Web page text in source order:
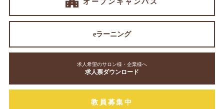
オープンキャンパス
eラーニング
求人希望のサロン様・企業様へ
求人票ダウンロード
教員募集中